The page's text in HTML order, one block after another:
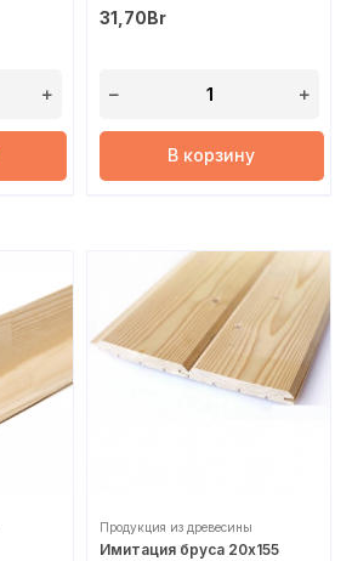
31,70Br
В корзину
Продукция из древесины
Имитация бруса 20х155